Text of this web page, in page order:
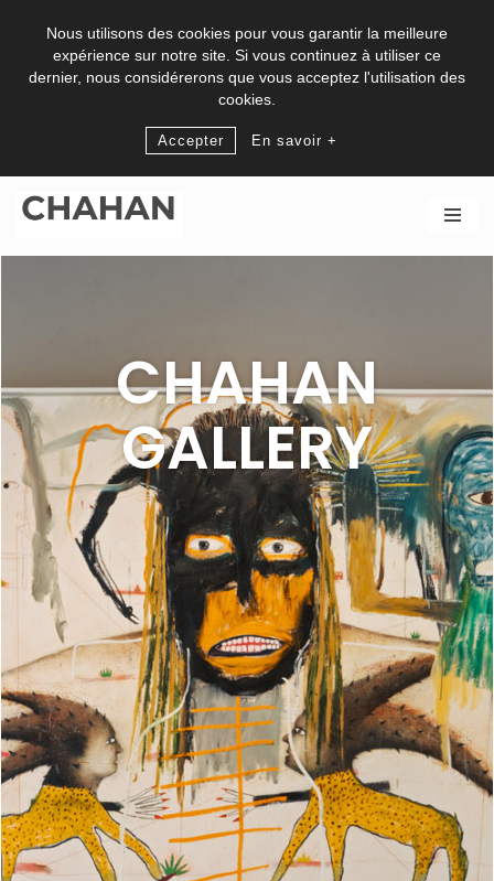
Nous utilisons des cookies pour vous garantir la meilleure
expérience sur notre site. Si vous continuez à utiliser ce
dernier, nous considérerons que vous acceptez l'utilisation des
cookies.
Accepter En savoir +
au
CHAHAN
GALLERY